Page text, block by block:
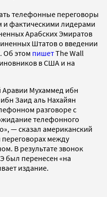
телефонные переговоры
фактическими лидерами
Арабских Эмиратов
Штатов о введении
Об этом пишетThe Wall
в США и на
Мухаммед ибн
Заид аль Нахайян
разговоре с
телефонного
— сказал американский
между
В результате звонок
был перенесен «на
издание.